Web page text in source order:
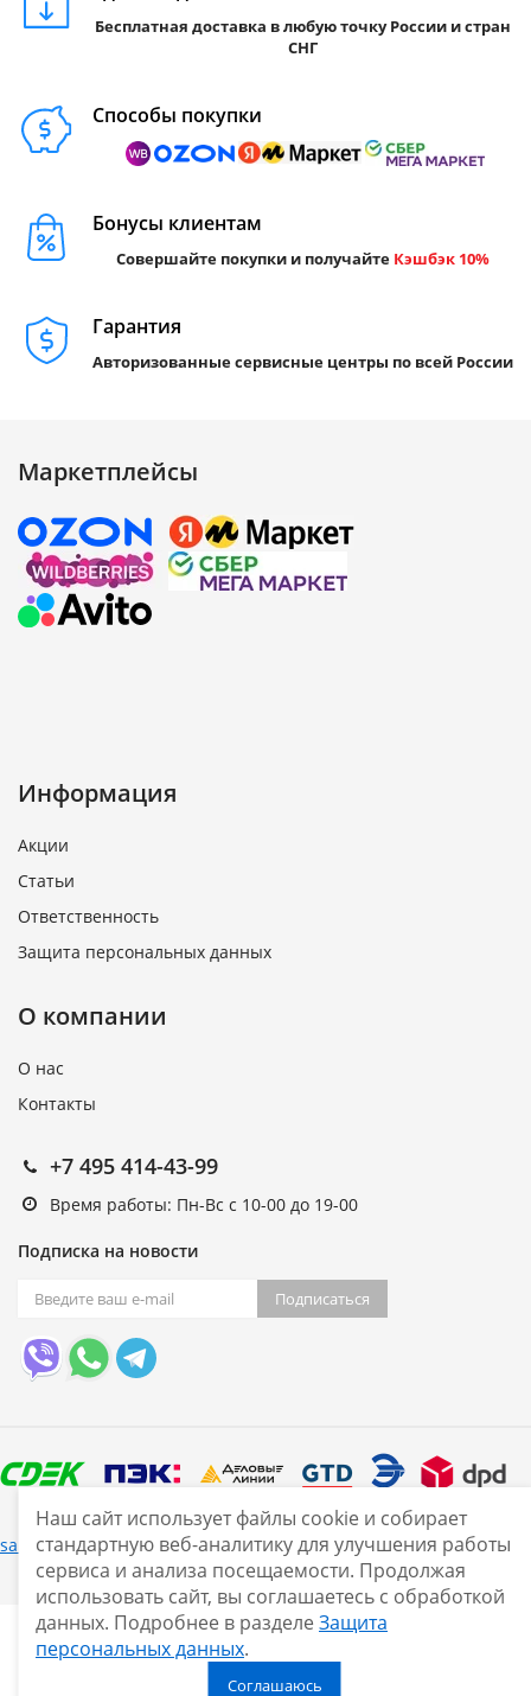
Бесплатная доставка в любую точку России и стран
СНГ
Способы покупки
Бонусы клиентам
Совершайте покупки и получайте Кэшбэк 10%
Гарантия
Авторизованные сервисные центры по всей России
Маркетплейсы
Информация
Акции
Статьи
Ответственность
Защита персональных данных
О компании
О нас
Контакты
+7 495 414-43-99
Время работы: Пн-Вс с 10-00 до 19-00
Подписка на новости
Подписаться
sale@smarine.shop 2026Нашли ошибку?
Наш сайт использует файлы cookie и собирает
стандартную веб-аналитику для улучшения работы
сервиса и анализа посещаемости. Продолжая
использовать сайт, вы соглашаетесь с обработкой
данных. Подробнее в разделе Защита
персональных данных.
Соглашаюсь